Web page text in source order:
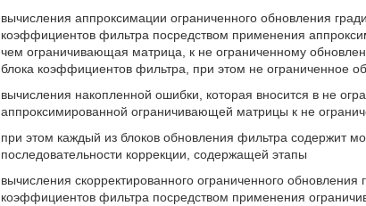
вычисления аппроксимации ограниченного обновления
коэффициентов фильтра посредством применения
чем ограничивающая матрица, к не ограниченному
блока коэффициентов фильтра, при этом не ограниченное
вычисления накопленной ошибки, которая вносится в не
аппроксимированной ограничивающей матрицы к не
при этом каждый из блоков обновления фильтра содержит
последовательности коррекции, содержащей этапы
вычисления скорректированного ограниченного
коэффициентов фильтра посредством применения